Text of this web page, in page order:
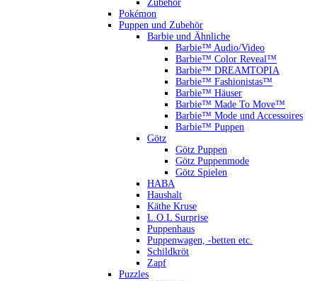
Zubehör
Pokémon
Puppen und Zubehör
Barbie und Ähnliche
Barbie™ Audio/Video
Barbie™ Color Reveal™
Barbie™ DREAMTOPIA
Barbie™ Fashionistas™
Barbie™ Häuser
Barbie™ Made To Move™
Barbie™ Mode und Accessoires
Barbie™ Puppen
Götz
Götz Puppen
Götz Puppenmode
Götz Spielen
HABA
Haushalt
Käthe Kruse
L.O.L Surprise
Puppenhaus
Puppenwagen, -betten etc.
Schildkröt
Zapf
Puzzles